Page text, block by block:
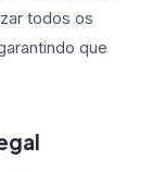
todos os
que